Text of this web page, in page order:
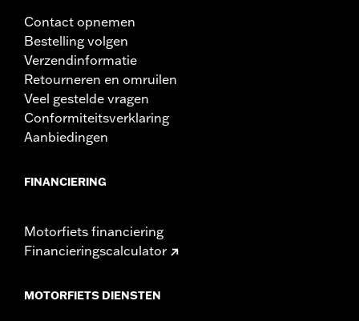
Contact opnemen
Bestelling volgen
Verzendinformatie
Retourneren en omruilen
Veel gestelde vragen
Conformiteitsverklaring
Aanbiedingen
FINANCIERING
Motorfiets financiering
Financieringscalculator
MOTORFIETS DIENSTEN